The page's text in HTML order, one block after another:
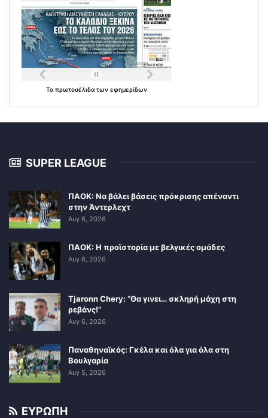
Τα πρωτοσέλιδα των εφημερίδων
SUPER LEAGUE
ΠΑΟΚ: Να βάλει βάσεις πρόκρισης απέναντι
στην Άντερλεχτ
Αυγ 6, 2026
ΠΑΟΚ: Η προϊστορία με βελγικές ομάδες
Αυγ 6, 2026
Tjaronn Chery: “Θα γινει… σκληρή μάχη στη
ρεβάνς!”
Αυγ 6, 2026
Παναθηναϊκός: Γκέλα και όλα για όλα στη
Βουλγαρία
Αυγ 5, 2026
ΕΥΡΩΠΗ